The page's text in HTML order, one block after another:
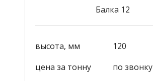
Балка 12
высота, мм
120
цена за тонну
по звонку